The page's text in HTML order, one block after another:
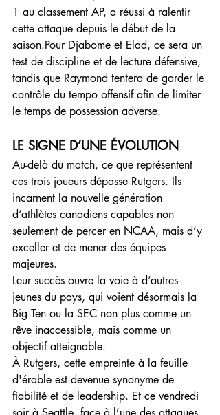
1 au classement AP, a réussi à ralentir
cette attaque depuis le début de la
saison.Pour Djabome et Elad, ce sera un
test de discipline et de lecture défensive,
tandis que Raymond tentera de garder le
contrôle du tempo offensif afin de limiter
le temps de possession adverse.
LE SIGNE D’UNE ÉVOLUTION
Au-delà du match, ce que représentent
ces trois joueurs dépasse Rutgers. Ils
incarnent la nouvelle génération
d’athlètes canadiens capables non
seulement de percer en NCAA, mais d’y
exceller et de mener des équipes
majeures.
Leur succès ouvre la voie à d’autres
jeunes du pays, qui voient désormais la
Big Ten ou la SEC non plus comme un
rêve inaccessible, mais comme un
objectif atteignable.
À Rutgers, cette empreinte à la feuille
d'érable est devenue synonyme de
fiabilité et de leadership. Et ce vendredi